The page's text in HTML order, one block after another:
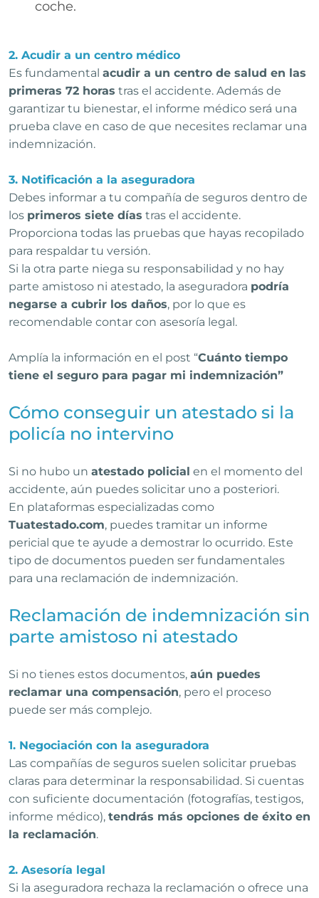
coche.
2. Acudir a un centro médico
Es fundamental acudir a un centro de salud en las
primeras 72 horas tras el accidente. Además de
garantizar tu bienestar, el informe médico será una
prueba clave en caso de que necesites reclamar una
indemnización.
3. Notificación a la aseguradora
Debes informar a tu compañía de seguros dentro de
los primeros siete días tras el accidente.
Proporciona todas las pruebas que hayas recopilado
para respaldar tu versión.
Si la otra parte niega su responsabilidad y no hay
parte amistoso ni atestado, la aseguradora podría
negarse a cubrir los daños, por lo que es
recomendable contar con asesoría legal.
Amplía la información en el post “Cuánto tiempo
tiene el seguro para pagar mi indemnización”
Cómo conseguir un atestado si la
policía no intervino
Si no hubo un atestado policial en el momento del
accidente, aún puedes solicitar uno a posteriori.
En plataformas especializadas como
Tuatestado.com, puedes tramitar un informe
pericial que te ayude a demostrar lo ocurrido. Este
tipo de documentos pueden ser fundamentales
para una reclamación de indemnización.
Reclamación de indemnización sin
parte amistoso ni atestado
Si no tienes estos documentos, aún puedes
reclamar una compensación, pero el proceso
puede ser más complejo.
1. Negociación con la aseguradora
Las compañías de seguros suelen solicitar pruebas
claras para determinar la responsabilidad. Si cuentas
con suficiente documentación (fotografías, testigos,
informe médico), tendrás más opciones de éxito en
la reclamación.
2. Asesoría legal
Si la aseguradora rechaza la reclamación o ofrece una